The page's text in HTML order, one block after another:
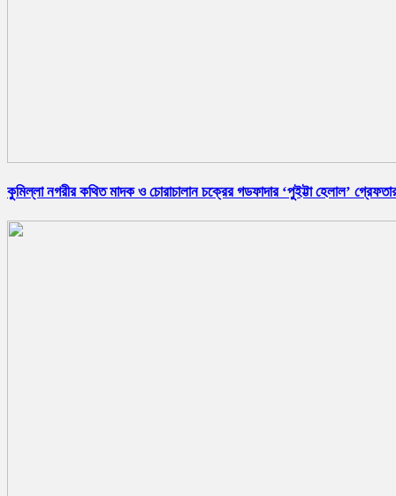
কুমিল্লা নগরীর কথিত মাদক ও চোরাচালান চক্রের গডফাদার ‘পুইট্টা হেলাল’